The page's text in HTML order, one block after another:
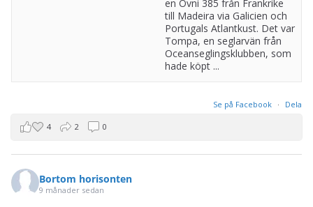
en Ovni 385 från Frankrike
till Madeira via Galicien och
Portugals Atlantkust. Det var
Tompa, en seglarvän från
Oceanseglingsklubben, som
hade köpt ...
Se på Facebook · Dela
4 2 0
Bortom horisonten
9 månader sedan